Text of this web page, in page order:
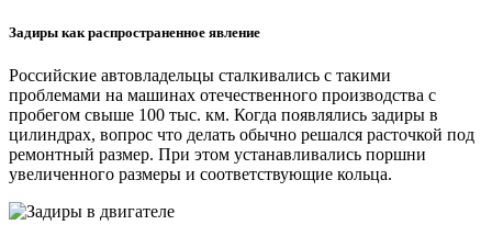
Задиры как распространенное явление
Российские автовладельцы сталкивались с такими
проблемами на машинах отечественного производства с
пробегом свыше 100 тыс. км. Когда появлялись задиры в
цилиндрах, вопрос что делать обычно решался расточкой под
ремонтный размер. При этом устанавливались поршни
увеличенного размеры и соответствующие кольца.